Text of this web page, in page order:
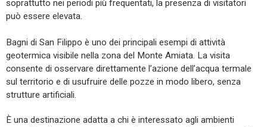
soprattutto nei periodi più frequentati, la presenza di visitatori
può essere elevata.
Bagni di San Filippo è uno dei principali esempi di attività
geotermica visibile nella zona del Monte Amiata. La visita
consente di osservare direttamente l’azione dell’acqua termale
sul territorio e di usufruire delle pozze in modo libero, senza
strutture artificiali.
È una destinazione adatta a chi è interessato agli ambienti